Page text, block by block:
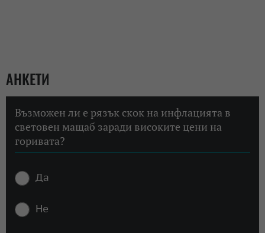
АНКЕТИ
Възможен ли е рязък скок на инфлацията в
световен мащаб заради високите цени на
горивата?
Да
Не